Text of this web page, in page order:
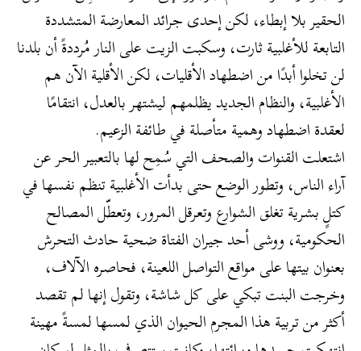
الحقير بلا إبطاء، لكن إحدى جرائد المعارضة المتشددة
التابعة للأغلبية ثارت، وسكبت الزيت على النار مُرددةً أن بلدنا
لن تخلوا أبدًا من اضطهاد الأقليات، لكن الأقلية الآن هم
الأغلبية، والنظام الجديد يظلمهم ليشتهر بالعدل، انتقامًا
لعقدة اضطهاد وهمية متأصلة في طائفة الزعيم.
اشتعلت القنوات والصحف التي سُمِح لها بالتعبير الحر عن
آراء الناس، وتطور الوضع حتى بدأت الأغلبية تنظم نفسها في
كتلٍ بشرية تغلق الشوارع وتعرقل المرور، وتعطّل المصالح
الحكومية، ووشى أحد جيران الفتاة ضحية حادث التحرش
بعنوان بيتها على مواقع التواصل اللعينة، فحاصره الآلاف،
وخرجت البنت تبكي على كل شاشة، وتقول إنها لم تقصد
أكثر من تربية هذا المجرم الحيوان الذي لمسها لمسةً مهينة